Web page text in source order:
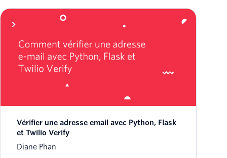
Vérifier une adresse email avec Python, Flask
et Twilio Verify
Diane Phan